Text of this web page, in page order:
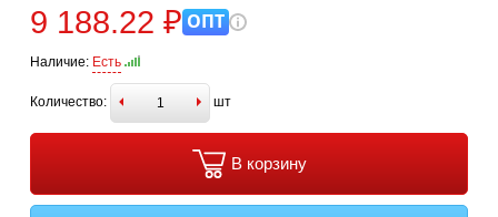
9 188.22 ₽ ОПТ
Наличие: Есть
Количество: шт
В корзину